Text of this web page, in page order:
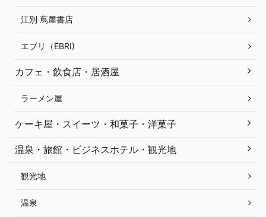
江別 蔦屋書店
エブリ（EBRI)
カフェ・飲食店・居酒屋
ラーメン屋
ケーキ屋・スイーツ・和菓子・洋菓子
温泉・旅館・ビジネスホテル・観光地
観光地
温泉